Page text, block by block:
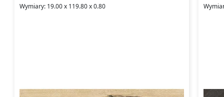
Wymiary: 19.00 x 119.80 x 0.80